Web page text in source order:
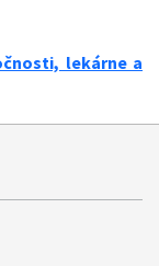
lekárne a